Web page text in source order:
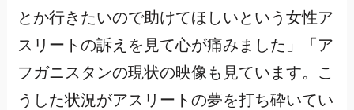
とか行きたいので助けてほしいという女性ア
スリートの訴えを見て心が痛みました」「ア
フガニスタンの現状の映像も見ています。こ
うした状況がアスリートの夢を打ち砕いてい